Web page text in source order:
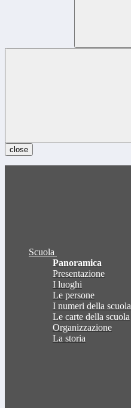
close
Scuola
Panoramica
Presentazione
I luoghi
Le persone
I numeri della scuola
Le carte della scuola
Organizzazione
La storia